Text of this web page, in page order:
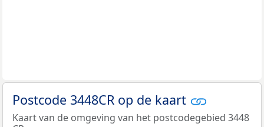
Postcode 3448CR op de kaart
Kaart van de omgeving van het postcodegebied 3448